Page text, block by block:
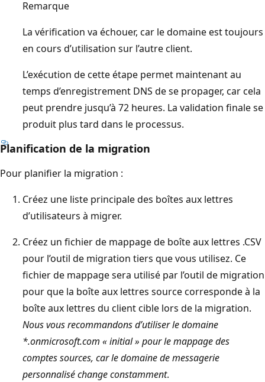
Remarque
La vérification va échouer, car le domaine est toujours
en cours d’utilisation sur l’autre client.
L’exécution de cette étape permet maintenant au
temps d’enregistrement DNS de se propager, car cela
peut prendre jusqu’à 72 heures. La validation finale se
produit plus tard dans le processus.
Planification de la migration
Pour planifier la migration :
Créez une liste principale des boîtes aux lettres
d’utilisateurs à migrer.
Créez un fichier de mappage de boîte aux lettres .CSV
pour l’outil de migration tiers que vous utilisez. Ce
fichier de mappage sera utilisé par l’outil de migration
pour que la boîte aux lettres source corresponde à la
boîte aux lettres du client cible lors de la migration.
Nous vous recommandons d’utiliser le domaine
*.onmicrosoft.com « initial » pour le mappage des
comptes sources, car le domaine de messagerie
personnalisé change constamment.